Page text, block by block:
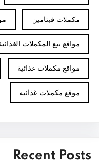
مكملات فيتامين
مواقع بيع المكملات
مواقع مكملات غذائية
موقع مكملات غذائيه
Recent Posts